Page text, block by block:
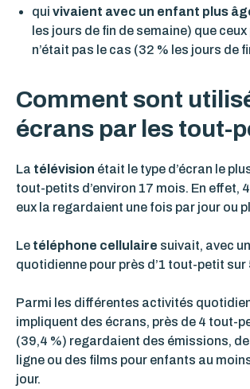
qui vivaient avec un enfant plus
les jours de fin de semaine) que
n’était pas le cas (32 % les jours de
Comment sont
écrans par les tout-
La télévision était le type d’écran le
tout-petits d’environ 17 mois. En effet,
eux la regardaient une fois par jour ou
Le téléphone cellulaire suivait, avec
quotidienne pour près d’1 tout-petit sur
Parmi les différentes activités
impliquent des écrans, près de 4 tout-
(39,4 %) regardaient des émissions,
ligne ou des films pour enfants au
jour.